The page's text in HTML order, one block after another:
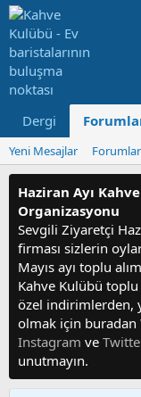
Dergi
Yeni Mesajlar
Haziran Ayı
Organizasyonu
Sevgili Ziyaretçi
firması sizlerin
Mayıs ayı toplu
Kahve Kulübü
özel indirimlerden,
olmak için buradan
Instagram ve
unutmayın.